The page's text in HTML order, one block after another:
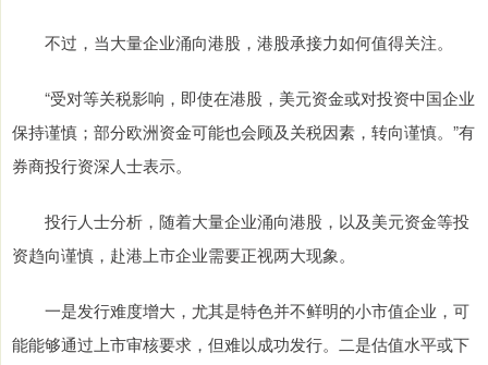
不过，当大量企业涌向港股，港股承接力如何值得关注。
“受对等关税影响，即使在港股，美元资金或对投资中国企业
保持谨慎；部分欧洲资金可能也会顾及关税因素，转向谨慎。”有
券商投行资深人士表示。
投行人士分析，随着大量企业涌向港股，以及美元资金等投
资趋向谨慎，赴港上市企业需要正视两大现象。
一是发行难度增大，尤其是特色并不鲜明的小市值企业，可
能能够通过上市审核要求，但难以成功发行。二是估值水平或下